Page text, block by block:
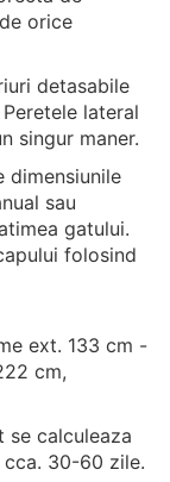
orice
detasabile
lateral
singur maner.
dimensiunile
sau
gatului.
folosind
ext. 133 cm -
cm,
se calculeaza
30-60 zile.